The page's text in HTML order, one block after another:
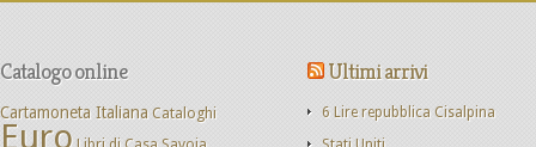
Catalogo online
Cartamoneta Italiana Cataloghi
Euro
Ultimi arrivi
6 Lire repubblica Cisalpina